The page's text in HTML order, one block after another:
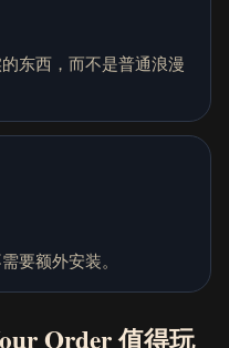
东西，而不是普通浪漫
要额外安装。
Order 值得玩